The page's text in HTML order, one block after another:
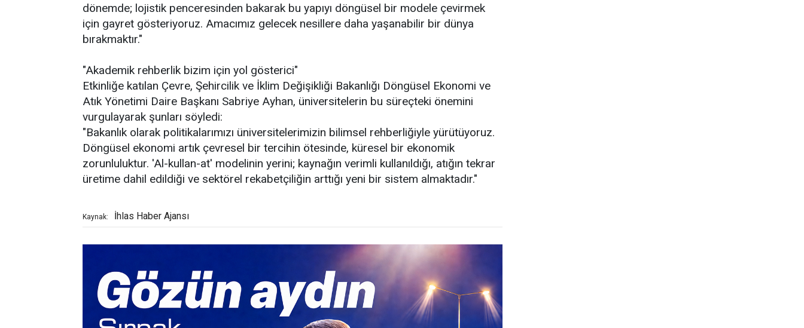
dönemde; lojistik penceresinden bakarak bu yapıyı döngüsel bir modele çevirmek
için gayret gösteriyoruz. Amacımız gelecek nesillere daha yaşanabilir bir dünya
bırakmaktır."
"Akademik rehberlik bizim için yol gösterici"
Etkinliğe katılan Çevre, Şehircilik ve İklim Değişikliği Bakanlığı Döngüsel Ekonomi ve
Atık Yönetimi Daire Başkanı Sabriye Ayhan, üniversitelerin bu süreçteki önemini
vurgulayarak şunları söyledi:
"Bakanlık olarak politikalarımızı üniversitelerimizin bilimsel rehberliğiyle yürütüyoruz.
Döngüsel ekonomi artık çevresel bir tercihin ötesinde, küresel bir ekonomik
zorunluluktur. 'Al-kullan-at' modelinin yerini; kaynağın verimli kullanıldığı, atığın tekrar
üretime dahil edildiği ve sektörel rekabetçiliğin arttığı yeni bir sistem almaktadır."
Kaynak: İhlas Haber Ajansı